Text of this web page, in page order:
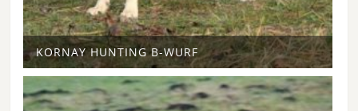
KORNAY HUNTING B-WURF